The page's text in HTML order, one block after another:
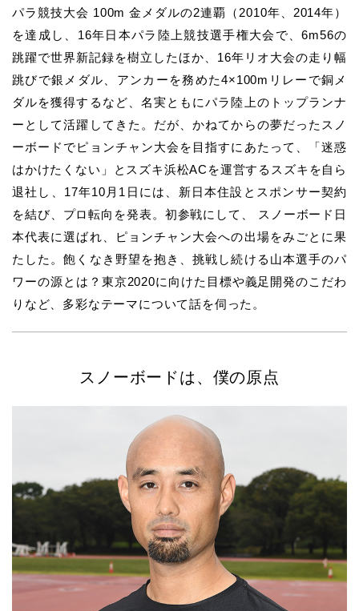
パラ競技大会 100m 金メダルの2連覇（2010年、2014年）
を達成し、16年日本パラ陸上競技選手権大会で、6m56の
跳躍で世界新記録を樹立したほか、16年リオ大会の走り幅
跳びで銀メダル、アンカーを務めた4×100mリレーで銅メ
ダルを獲得するなど、名実ともにパラ陸上のトップランナ
ーとして活躍してきた。だが、かねてからの夢だったスノ
ーボードでピョンチャン大会を目指すにあたって、「迷惑
はかけたくない」とスズキ浜松ACを運営するスズキを自ら
退社し、17年10月1日には、新日本住設とスポンサー契約
を結び、プロ転向を発表。初参戦にして、 スノーボード日
本代表に選ばれ、ピョンチャン大会への出場をみごとに果
たした。飽くなき野望を抱き、挑戦し続ける山本選手のパ
ワーの源とは？東京2020に向けた目標や義足開発のこだわ
りなど、多彩なテーマについて話を伺った。
スノーボードは、僕の原点